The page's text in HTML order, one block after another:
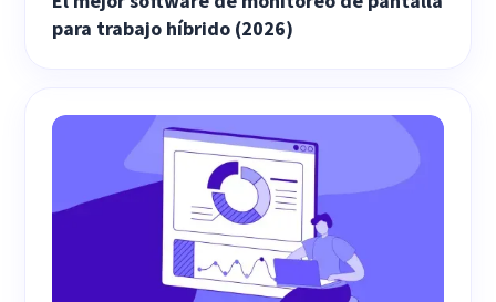
para trabajo híbrido (2026)